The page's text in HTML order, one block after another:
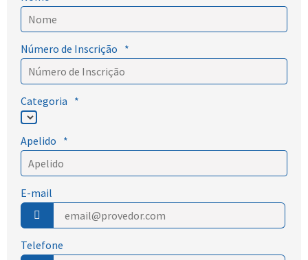
Número de Inscrição *
Categoria *
Apelido *
E-mail
Telefone